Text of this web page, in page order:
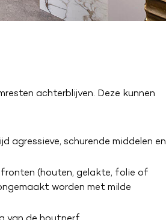
achterblijven. Deze kunnen
agressieve, schurende middelen en
(houten, gelakte, folie of
worden met milde
van de houtnerf.